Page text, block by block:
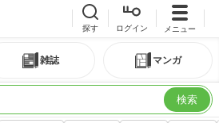
探す ログイン メニュー
雑誌 マンガ
検索